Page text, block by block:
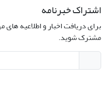
اشتراک خبرنامه
برای دریافت اخبار و اطلاعیه
مشترک شوید.